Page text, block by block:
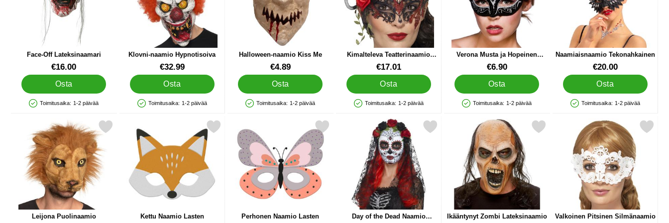
Face-Off Lateksinaamari
Tuote.nro 11632€16.00
Osta
Saatavuus: Varastossa
Toimitusaika: 1-2 päivää
Klovni-naamio Hypnotisoiva
Tuote.nro 13474€32.99
Osta
Saatavuus: Varastossa
Toimitusaika: 1-2 päivää
Halloween-naamio Kiss Me
Tuote.nro 24358€4.89
Osta
Saatavuus: Varastossa
Toimitusaika: 1-2 päivää
Kimalteleva Teatterinaamio
Punainen & Musta
Tuote.nro 16123€17.01
Osta
Saatavuus: Varastossa
Toimitusaika: 1-2 päivää
Verona Musta ja Hopeinen
Silmänaamio
Tuote.nro 17083€6.90
Osta
Saatavuus: Varastossa
Toimitusaika: 1-2 päivää
Naamiaisnaamio Tekonahkainen
Tuote.nro 31355€20.00
Osta
Saatavuus: Varastossa
Toimitusaika: 1-2 päivää
Leijona Puolinaamio
Merkitse leijona Puolinaamio suosikiksi
Kettu Naamio Lasten
Merkitse kettu Naamio Lasten suosikiksi
Perhonen Naamio Lasten
Merkitse perhonen Naamio Lasten suosikiksi
Day of the Dead Naamio
Merkitse day of the Dead Naamio Mustalla Hunnulla suosikiksi
Ikääntynyt Zombi Lateksinaamio
Merkitse ikääntynyt Zombi Lateksinaamio suosikiksi
Valkoinen Pitsinen Silmänaamio
Merkitse valkoinen Pitsinen